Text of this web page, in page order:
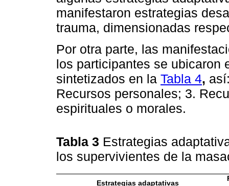
manifestaron estrategias
trauma, dimensionadas
Por otra parte, las
los participantes se ubicaron
sintetizados en la Tabla 4,
Recursos personales; 3.
espirituales o morales.
Tabla 3 Estrategias
los supervivientes de la
Estrategias adaptativas